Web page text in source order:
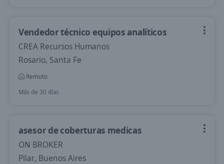
Vendedor técnico equipos analíticos
CREA Recursos Humanos
Rosario, Santa Fe
Remoto
Más de 30 días
asesor de coberturas medicas
ON BROKER
Pilar, Buenos Aires